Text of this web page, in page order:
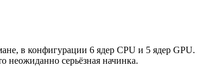
в конфигурации 6 ядер CPU и 5 ядер GPU.
неожиданно серьёзная начинка.